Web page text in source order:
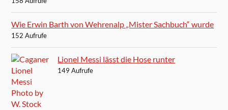
Wie Erwin Barth von Wehrenalp „Mister Sachbuch“ wurde
152 Aufrufe
Lionel Messi lässt die Hose runter
149 Aufrufe